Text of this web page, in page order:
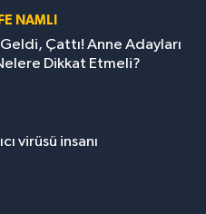
NAMLI
Çattı! Anne Adayları
Dikkat Etmeli?
virüsü insanı